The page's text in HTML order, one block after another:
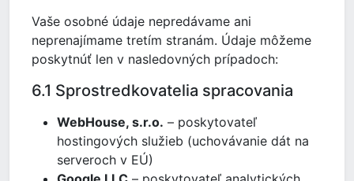
Vaše osobné údaje nepredávame ani
neprenajímame tretím stranám. Údaje môžeme
poskytnúť len v nasledovných prípadoch:
6.1 Sprostredkovatelia spracovania
WebHouse, s.r.o. – poskytovateľ
hostingových služieb (uchovávanie dát na
serveroch v EÚ)